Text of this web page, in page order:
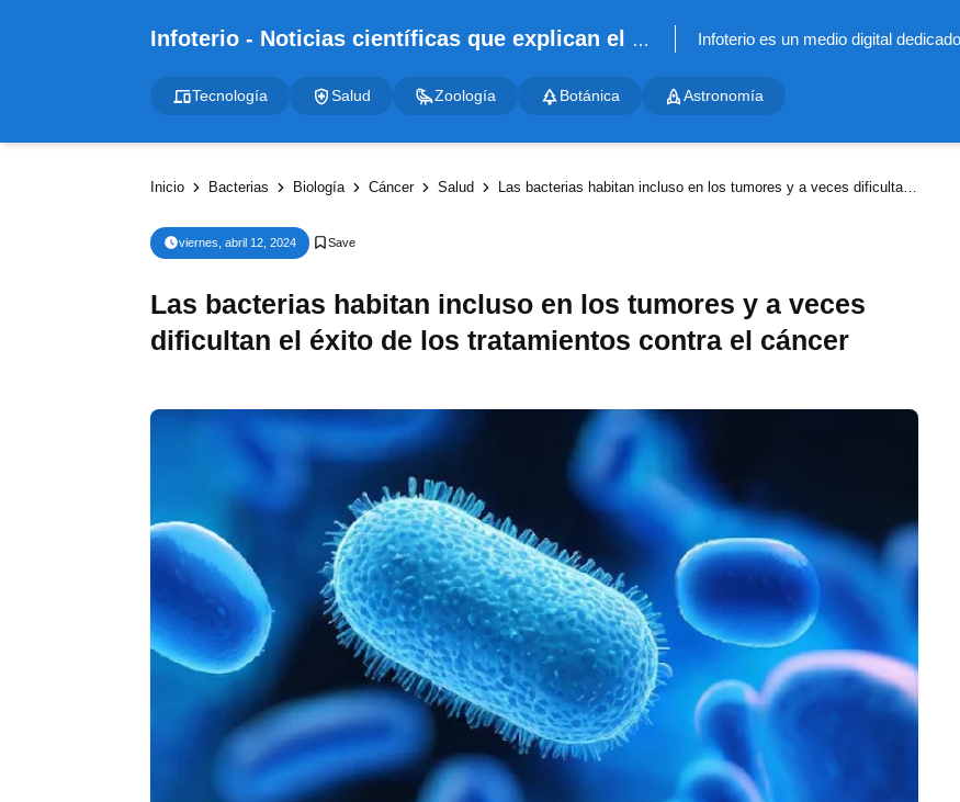
Infoterio - Noticias científicas que explican el mundo
Tecnología Salud Zoología Botánica Astronomía
Inicio Bacterias Biología Cáncer Salud Las bacterias habitan incluso en los tumores y a veces dificultan el éxito de los tratamientos contra el cáncer
viernes, abril 12, 2024
Las bacterias habitan incluso en los tumores y a veces
dificultan el éxito de los tratamientos contra el cáncer